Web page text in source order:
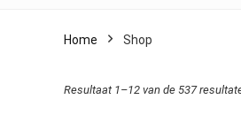
Home Shop
Resultaat 1–12 van de 537